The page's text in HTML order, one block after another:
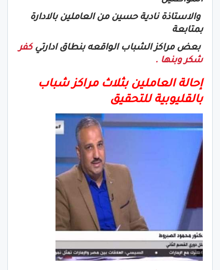
والاستاذة نادية حسين من العاملين بالادارة
بمتابعة
بعض مراكز الشباب الواقعه بنطاق ادارتيكفر
شكر وبنها .
إحالة العاملين بثلاث مراكز شباب
بالقليوبية للتحقيق